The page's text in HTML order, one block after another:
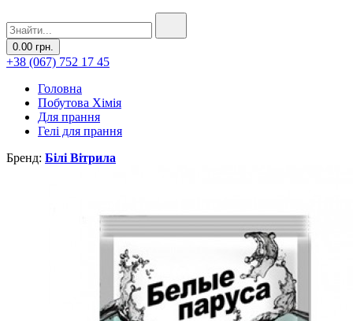
0.00 грн.
+38 (067) 752 17 45
Головна
Побутова Хімія
Для прання
Гелі для прання
Бренд: Білі Вітрила